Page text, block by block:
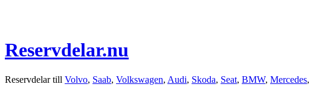
Reservdelar.nu
Reservdelar till Volvo, Saab, Volkswagen, Audi, Skoda, Seat, BMW, Mercedes,